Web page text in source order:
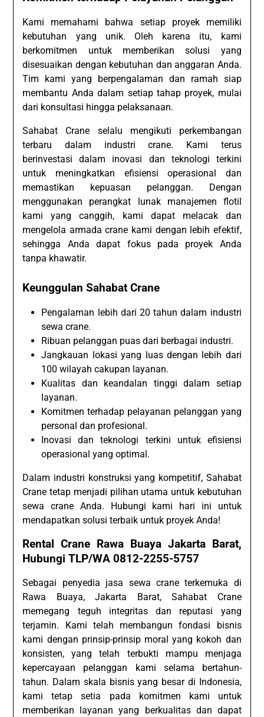
Kami memahami bahwa setiap proyek memiliki
kebutuhan yang unik. Oleh karena itu, kami
berkomitmen untuk memberikan solusi yang
disesuaikan dengan kebutuhan dan anggaran Anda.
Tim kami yang berpengalaman dan ramah siap
membantu Anda dalam setiap tahap proyek, mulai
dari konsultasi hingga pelaksanaan.
Sahabat Crane selalu mengikuti perkembangan
terbaru dalam industri crane. Kami terus
berinvestasi dalam inovasi dan teknologi terkini
untuk meningkatkan efisiensi operasional dan
memastikan kepuasan pelanggan. Dengan
menggunakan perangkat lunak manajemen flotil
kami yang canggih, kami dapat melacak dan
mengelola armada crane kami dengan lebih efektif,
sehingga Anda dapat fokus pada proyek Anda
tanpa khawatir.
Keunggulan Sahabat Crane
Pengalaman lebih dari 20 tahun dalam industri
sewa crane.
Ribuan pelanggan puas dari berbagai industri.
Jangkauan lokasi yang luas dengan lebih dari
100 wilayah cakupan layanan.
Kualitas dan keandalan tinggi dalam setiap
layanan.
Komitmen terhadap pelayanan pelanggan yang
personal dan profesional.
Inovasi dan teknologi terkini untuk efisiensi
operasional yang optimal.
Dalam industri konstruksi yang kompetitif, Sahabat
Crane tetap menjadi pilihan utama untuk kebutuhan
sewa crane Anda. Hubungi kami hari ini untuk
mendapatkan solusi terbaik untuk proyek Anda!
Rental Crane Rawa Buaya Jakarta Barat,
Hubungi TLP/WA 0812-2255-5757
Sebagai penyedia jasa sewa crane terkemuka di
Rawa Buaya, Jakarta Barat, Sahabat Crane
memegang teguh integritas dan reputasi yang
terjamin. Kami telah membangun fondasi bisnis
kami dengan prinsip-prinsip moral yang kokoh dan
konsisten, yang telah terbukti mampu menjaga
kepercayaan pelanggan kami selama bertahun-
tahun. Dalam skala bisnis yang besar di Indonesia,
kami tetap setia pada komitmen kami untuk
memberikan layanan yang berkualitas dan dapat